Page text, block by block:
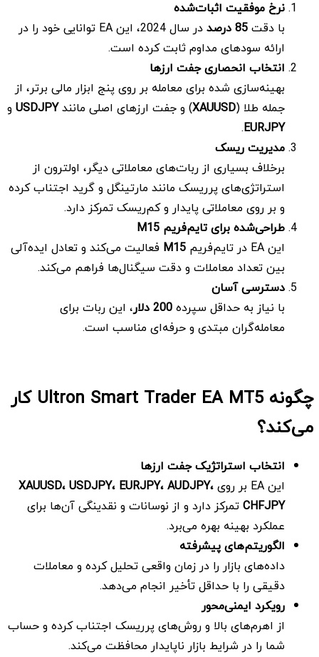
نرخ موفقیت اثبات‌شده
با دقت85درصد
در سال 2024، این EA توانایی خود را در
ارائه سودهای مداوم ثابت کرده است.
انتخاب انحصاری جفت ارزها
بهینه‌سازی شده برای معامله بر روی پنج ابزار مالی برتر، از
جمله طلا (XAUUSD) و جفت ارزهای اصلی مانندUSDJPY و
EURJPY
.
مدیریت ریسک
برخلاف بسیاری از ربات‌های معاملاتی دیگر، اولترون از
استراتژی‌های پرریسک مانند مارتینگل و گرید اجتناب کرده
و بر روی معاملاتی پایدار و کم‌ریسک تمرکز دارد.
طراحی‌شده برای تایم‌فریم M15
این EA در تایم‌فریم
M15 فعالیت می‌کند و تعادل ایده‌آلی
بین تعداد معاملات و دقت سیگنال‌ها فراهم می‌کند.
دسترسی آسان
با نیاز به حداقل سپرده200دلار، این ربات برای
معامله‌گران مبتدی و حرفه‌ای مناسب است.
چگونه Ultron Smart Trader EA MT5 کار
می‌کند؟
انتخاب استراتژیک جفت ارزها
این EA بر روی
XAUUSD،USDJPY، EURJPY،AUDJPY،
CHFJPYتمرکز دارد و از نوسانات و نقدینگی آن‌ها برای
عملکرد بهینه بهره می‌برد.
الگوریتم‌های پیشرفته
داده‌های بازار را در زمان واقعی تحلیل کرده و معاملات
دقیقی را با حداقل تأخیر انجام می‌دهد.
رویکرد ایمنی‌محور
از اهرم‌های بالا و روش‌های پرریسک اجتناب کرده و حساب
شما را در شرایط بازار ناپایدار محافظت می‌کند.